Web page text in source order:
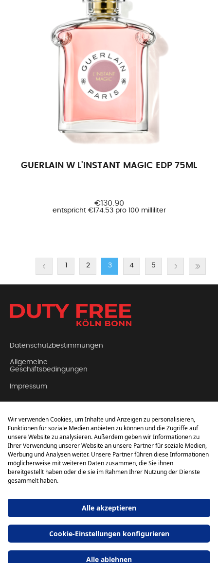
GUERLAIN W L'INSTANT MAGIC EDP 75ML
€130.90
entspricht €174.53 pro 100 milliliter
2 3 4 5
Datenschutzbestimmungen
Allgemeine
Geschäftsbedingungen
Impressum
Über Uns
FAQ (Häufig gestellte
Fragen)
Powered by
nopCommerce
Setur
GMBH